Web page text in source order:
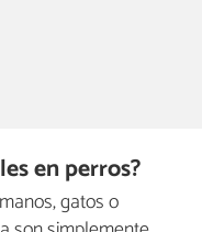
en perros?
gatos o